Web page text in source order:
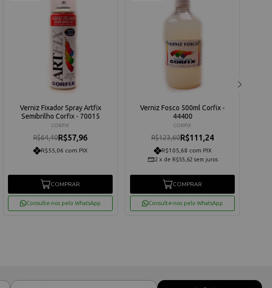
Verniz Fixador Spray Artfix
Semibrilho Corfix - 70015
CORFIX
R$64,40R$57,96
R$55,06 com PIX
COMPRAR
Consulte-nos pelo WhatsApp
Verniz Fosco 500ml Corfix -
44400
CORFIX
R$123,60R$111,24
R$105,68 com PIX
2 x de R$55,62 sem juros
COMPRAR
Consulte-nos pelo WhatsApp